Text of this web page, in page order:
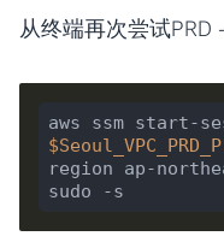
从终端再次尝试PRD
region ap-